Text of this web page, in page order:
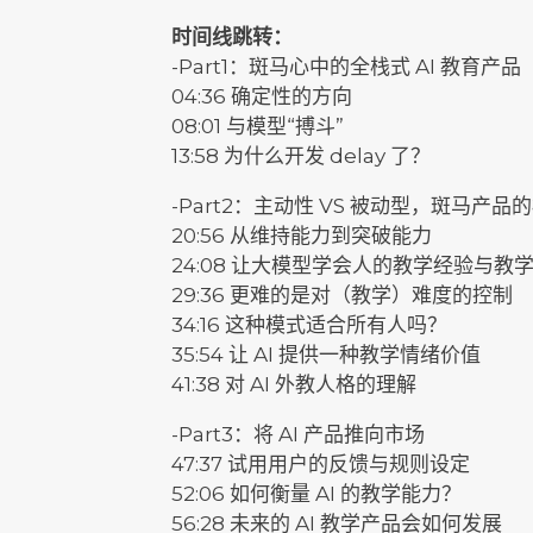
时间线跳转：
-Part1：斑马心中的全栈式 AI 教育产品
04:36 确定性的方向
08:01 与模型“搏斗”
13:58 为什么开发 delay 了？
-Part2：主动性 VS 被动型，斑马产品
20:56 从维持能力到突破能力
24:08 让大模型学会人的教学经验与教
29:36 更难的是对（教学）难度的控制
34:16 这种模式适合所有人吗？
35:54 让 AI 提供一种教学情绪价值
41:38 对 AI 外教人格的理解
-Part3：将 AI 产品推向市场
47:37 试用用户的反馈与规则设定
52:06 如何衡量 AI 的教学能力？
56:28 未来的 AI 教学产品会如何发展